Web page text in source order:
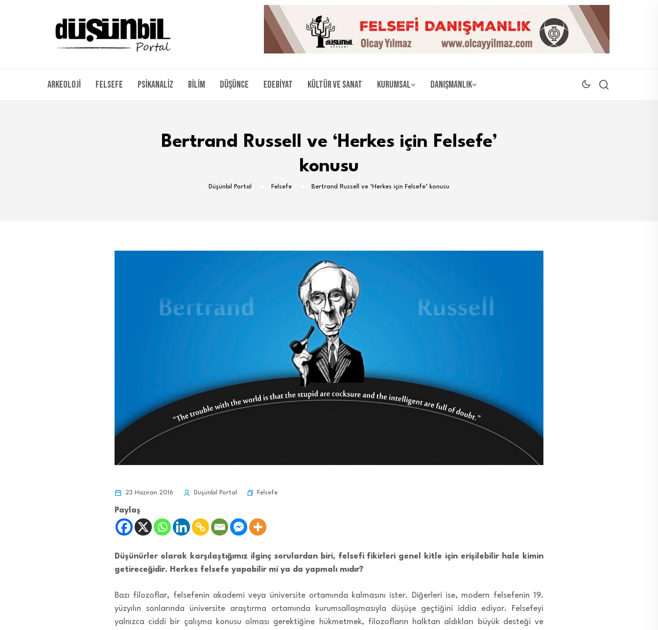
Arkeoloji Felsefe Psikanaliz Bilim Düşünce Edebiyat Kültür ve Sanat Kurumsal Danışmanlık
Bertrand Russell ve ‘Herkes için Felsefe’
konusu
Düşünbil Portal Felsefe Bertrand Russell ve ‘Herkes için Felsefe’ konusu
23 Haziran 2016 Düşünbil Portal Felsefe
Paylaş
Düşünürler olarak karşılaştığımız ilginç sorulardan biri, felsefi fikirleri genel kitle için erişilebilir hale kimin
getireceğidir. Herkes felsefe yapabilir mi ya da yapmalı mıdır?
Bazı filozoflar, felsefenin akademi veya üniversite ortamında kalmasını ister. Diğerleri ise, modern felsefenin 19.
yüzyılın sonlarında üniversite araştırma ortamında kurumsallaşmasıyla düşüşe geçtiğini iddia ediyor. Felsefeyi
yalnızca ciddi bir çalışma konusu olması gerektiğine hükmetmek, filozofların halktan aldıkları büyük desteği ve